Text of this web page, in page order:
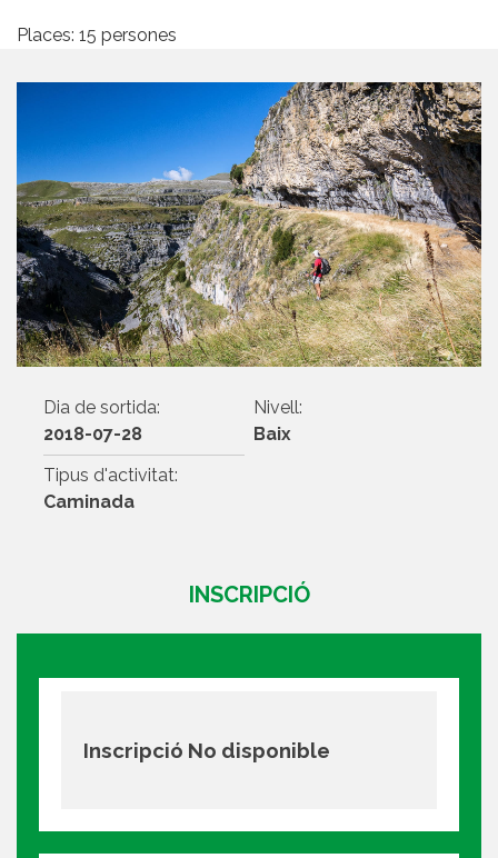
Places: 15 persones
Dia de sortida:
2018-07-28
Nivell:
Baix
Tipus d'activitat:
Caminada
INSCRIPCIÓ
Inscripció No disponible